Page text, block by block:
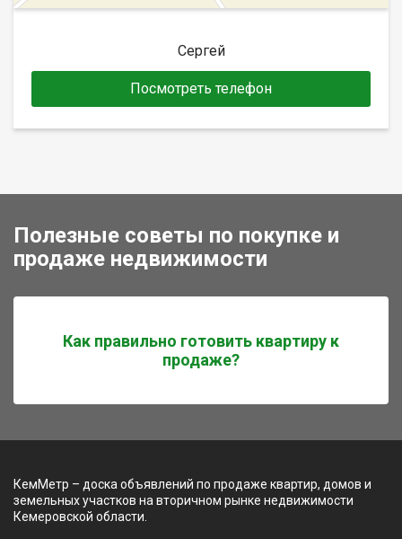
Сергей
Посмотреть телефон
Полезные советы по покупке и
продаже недвижимости
Как правильно готовить квартиру к
продаже?
КемМетр – доска объявлений по продаже квартир, домов и
земельных участков на вторичном рынке недвижимости
Кемеровской области.